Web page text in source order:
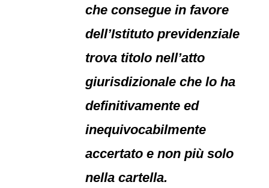
che consegue in favore
dell’Istituto previdenziale
trova titolo nell’atto
giurisdizionale che lo ha
definitivamente ed
inequivocabilmente
accertato e non più solo
nella cartella.